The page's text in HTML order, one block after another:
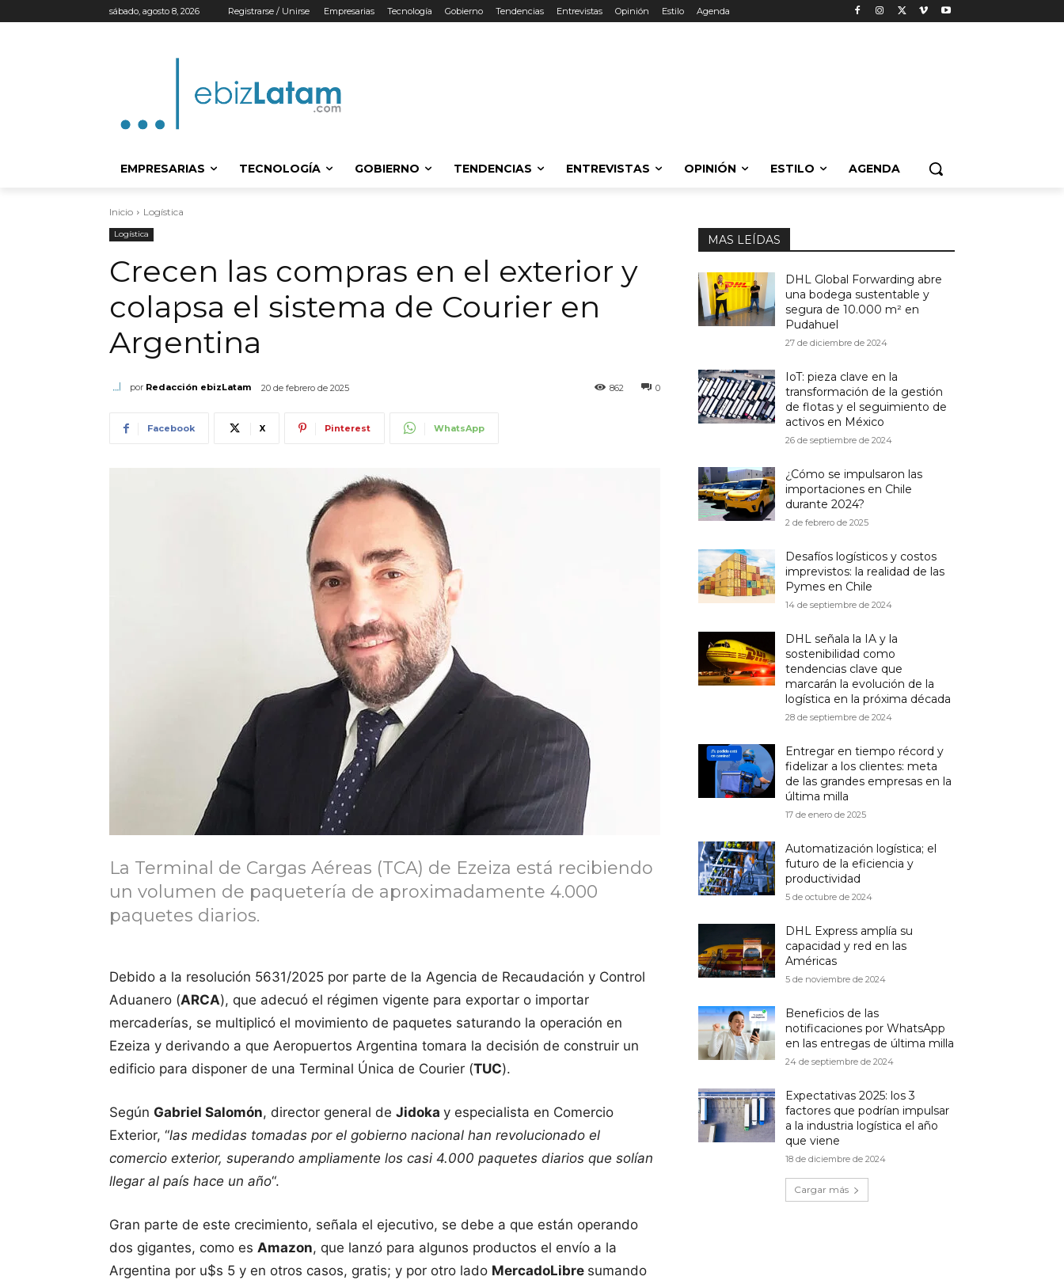
sábado, agosto 8, 2026 Registrarse / Unirse Empresarias Tecnología Gobierno Tendencias Entrevistas Opinión Estilo Agenda
EMPRESARIAS TECNOLOGÍA GOBIERNO TENDENCIAS ENTREVISTAS OPINIÓN ESTILO AGENDA
Inicio Logística
Logística
Crecen las compras en el exterior y
colapsa el sistema de Courier en
Argentina
por Redacción ebizLatam 20 de febrero de 2025 0
862
Facebook X Pinterest WhatsApp
La Terminal de Cargas Aéreas (TCA) de Ezeiza está recibiendo
un volumen de paquetería de aproximadamente 4.000
paquetes diarios.
Debido a la resolución 5631/2025 por parte de la Agencia de Recaudación y Control
Aduanero (ARCA), que adecuó el régimen vigente para exportar o importar
mercaderías, se multiplicó el movimiento de paquetes saturando la operación en
Ezeiza y derivando a que Aeropuertos Argentina tomara la decisión de construir un
edificio para disponer de una Terminal Única de Courier (TUC).
Según Gabriel Salomón, director general de Jidoka y especialista en Comercio
Exterior, “las medidas tomadas por el gobierno nacional han revolucionado el
comercio exterior, superando ampliamente los casi 4.000 paquetes diarios que solían
llegar al país hace un año“.
Gran parte de este crecimiento, señala el ejecutivo, se debe a que están operando
dos gigantes, como es Amazon, que lanzó para algunos productos el envío a la
Argentina por u$s 5 y en otros casos, gratis; y por otro lado MercadoLibre sumando
MAS LEÍDAS
DHL Global Forwarding abre
una bodega sustentable y
segura de 10.000 m² en
Pudahuel
27 de diciembre de 2024
IoT: pieza clave en la
transformación de la gestión
de flotas y el seguimiento de
activos en México
26 de septiembre de 2024
¿Cómo se impulsaron las
importaciones en Chile
durante 2024?
2 de febrero de 2025
Desafíos logísticos y costos
imprevistos: la realidad de las
Pymes en Chile
14 de septiembre de 2024
DHL señala la IA y la
sostenibilidad como
tendencias clave que
marcarán la evolución de la
logística en la próxima década
28 de septiembre de 2024
Entregar en tiempo récord y
fidelizar a los clientes: meta
de las grandes empresas en la
última milla
17 de enero de 2025
Automatización logística; el
futuro de la eficiencia y
productividad
5 de octubre de 2024
DHL Express amplía su
capacidad y red en las
Américas
5 de noviembre de 2024
Beneficios de las
notificaciones por WhatsApp
en las entregas de última milla
24 de septiembre de 2024
Expectativas 2025: los 3
factores que podrían impulsar
a la industria logística el año
que viene
18 de diciembre de 2024
Cargar más